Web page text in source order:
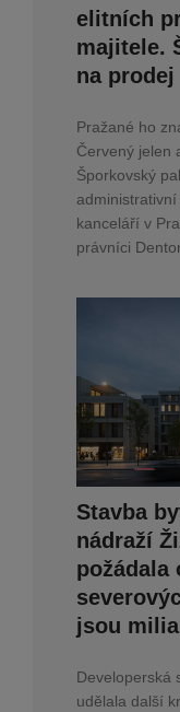
elitních
majitele.
na prodej
Pražané ho
Červený jelen
Šporkovský
kanceláří v
právníci
Stavba
nádraží
požádala
jsou
Developerská
udělala další